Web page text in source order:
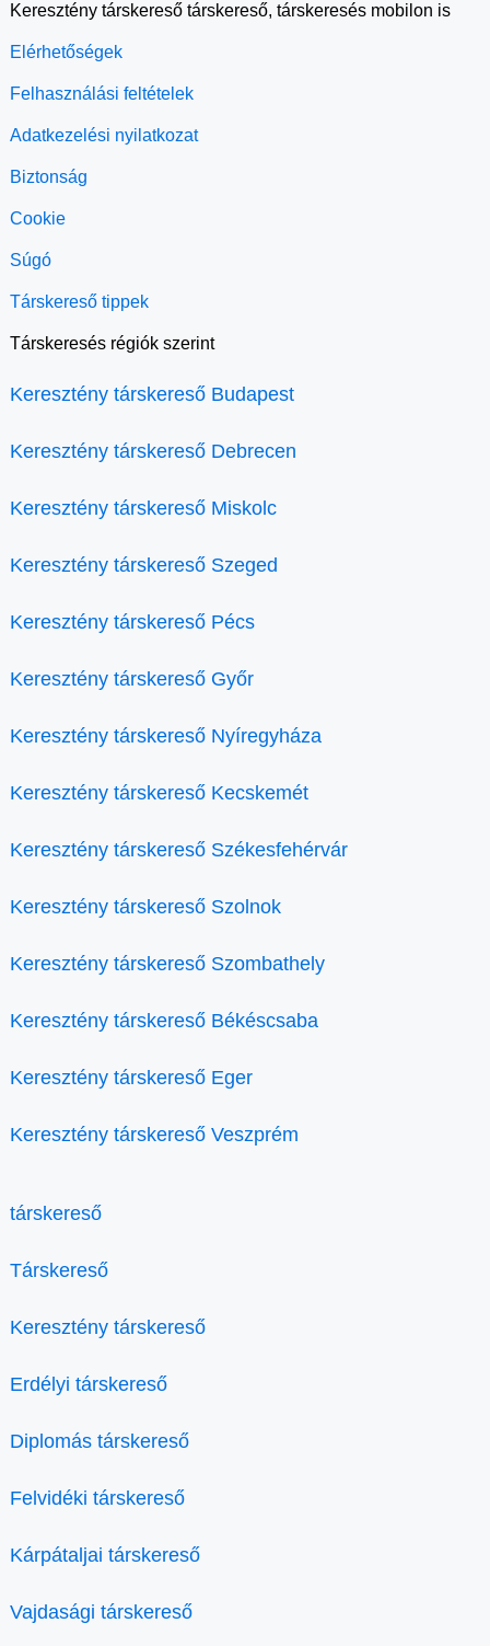
Keresztény társkereső társkereső, társkeresés mobilon is
Elérhetőségek
Felhasználási feltételek
Adatkezelési nyilatkozat
Biztonság
Cookie
Súgó
Társkereső tippek
Társkeresés régiók szerint
Keresztény társkereső Budapest
Keresztény társkereső Debrecen
Keresztény társkereső Miskolc
Keresztény társkereső Szeged
Keresztény társkereső Pécs
Keresztény társkereső Győr
Keresztény társkereső Nyíregyháza
Keresztény társkereső Kecskemét
Keresztény társkereső Székesfehérvár
Keresztény társkereső Szolnok
Keresztény társkereső Szombathely
Keresztény társkereső Békéscsaba
Keresztény társkereső Eger
Keresztény társkereső Veszprém
társkereső
Társkereső
Keresztény társkereső
Erdélyi társkereső
Diplomás társkereső
Felvidéki társkereső
Kárpátaljai társkereső
Vajdasági társkereső